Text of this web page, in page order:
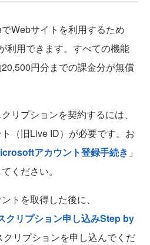
Webサイトを利用するため
利用できます。すべての機能
円分までの課金分が無償
リプションを契約するには、
（旧Live ID）が必要です。お
アカウント登録手続き 」
ください。
トを取得した後に、
リプション申し込みStep by
クリプションを申し込んでくだ